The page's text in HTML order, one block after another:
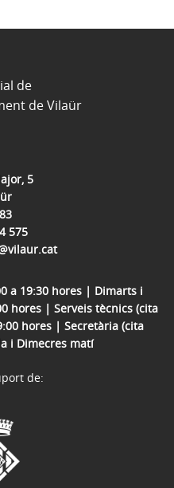
5
575
a 19:30 hores | Dimarts i
hores | Serveis tècnics (cita
hores | Secretària (cita
i Dimecres matí
de
de Vilaür
de: